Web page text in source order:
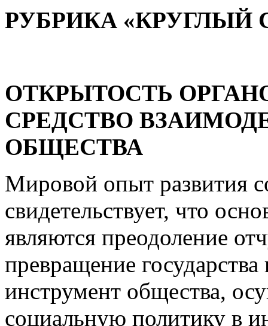
РУБРИКА «КРУГЛЫЙ
ОТКРЫТОСТЬ
СРЕДСТВО
ОБЩЕСТВА
Мировой опыт развития
свидетельствует, что
являются преодоление
превращение
инструмент общества,
социальную политику в